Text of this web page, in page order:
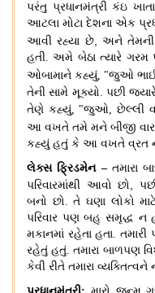
પરંતુ પ્રધાનમંત્રી કંઇ
આટલા મોટા દેશના એક
આવી રહ્યા છે, અને તેમની
હતી.અમે બેઠા ત્યારે ગરમ
ઓબામાને કહ્યું, "જુઓ ભાઈ
તેની સામે મૂક્યો.પછી
તેણે કહ્યું, "જુઓ,છેલ્લી
આ વખતે તમે મને બીજી
કહ્યું હતું કે આ વખતે વ્રત
લેક્સ ફ્રિડમેન –તમારા
પરિવારમાંથી આવો છો,
બનો છો.તે ઘણા લોકો
પરિવાર પણ બહુ સમૃદ્ધ
મકાનમાં રહેતા હતા.
રહેતું હતું.તમારા બાળપણ
કેવી રીતે તમારા વ્યક્તિત્વને